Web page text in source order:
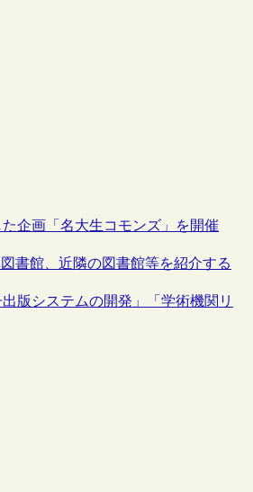
企画「名大生コモンズ」を開催
書館、近隣の図書館等を紹介する
版システムの開発」「学術機関リ